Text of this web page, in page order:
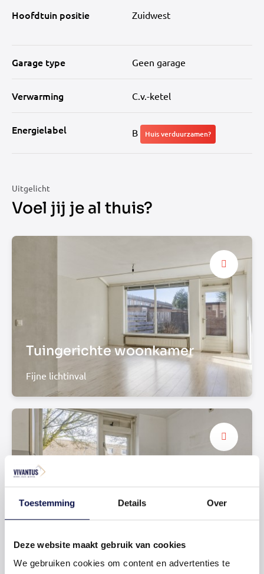
Toestemming Details Over
Deze website maakt gebruik van cookies
We gebruiken cookies om content en advertenties te
Hoofdtuin positie Zuidwest
Garage type Geen garage
Verwarming C.v.-ketel
Energielabel B Huis verduurzamen?
Uitgelicht
Voel jij je al thuis?
Tuingerichte woonkamer
Fijne lichtinval
Open keuken
Plaats jouw droomkeuken